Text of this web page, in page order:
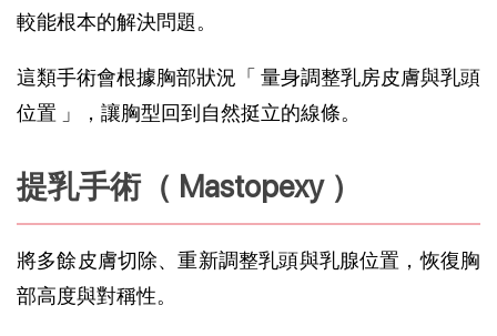
較能根本的解決問題。
這類手術會根據胸部狀況「 量身調整乳房皮膚與乳頭
位置 」，讓胸型回到自然挺立的線條。
提乳手術（ Mastopexy ）
將多餘皮膚切除、重新調整乳頭與乳腺位置，恢復胸
部高度與對稱性。